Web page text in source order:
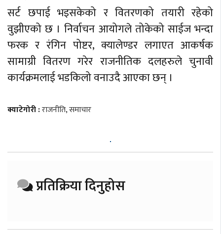
सर्ट छपाई भइसकेको र वितरणको तयारी रहेको
वुझीएको छ । निर्वाचन आयोगले तोकेको साईज भन्दा
फरक र रंगिन पोष्टर, क्यालेण्डर लगाएत आकर्षक
सामाग्री वितरण गरेर राजनीतिक दलहरुले चुनावी
कार्यक्रमलाई भडकिलो वनाउदै आएका छन् ।
क्याटेगोरी :राजनीति,समाचार
प्रतिक्रिया दिनुहोस